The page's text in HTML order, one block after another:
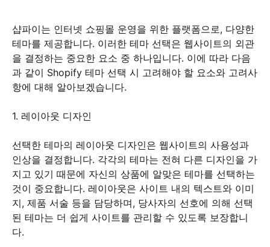
샵파이는 인터넷 쇼핑몰 운영을 위한 플랫폼으로, 다양한
테마를 제공합니다. 이러한 테마 선택은 웹사이트의 외관
을 결정하는 중요한 요소 중 하나입니다. 이에 따라 다음
과 같이 Shopify 테마 선택 시 고려해야 할 요소와 고려사
항에 대해 알아보겠습니다.
1. 레이아웃 디자인
선택한 테마의 레이아웃 디자인은 웹사이트의 사용성과
인상을 결정합니다. 각각의 테마는 전혀 다른 디자인을 가
지고 있기 때문에 자신의 상품에 알맞은 테마를 선택하는
것이 중요합니다. 레이아웃은 사이트 내의 텍스트와 이미
지, 제품 서술 등을 담당하며, 당사자의 선호에 의해 선택
된 테마는 더 쉽게 사이트를 관리할 수 있도록 보장합니
다.